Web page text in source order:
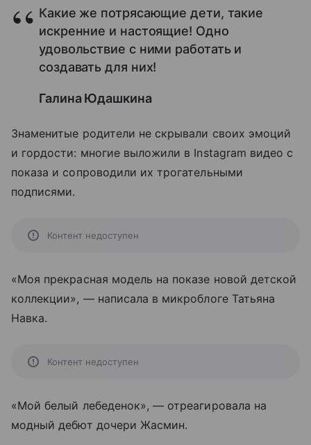
Какие же потрясающие дети, такие
искренние и настоящие! Одно
удовольствие с ними работать и
создавать для них!
Галина Юдашкина
Знаменитые родители не скрывали своих эмоций
и гордости: многие выложили в Instagram видео с
показа и сопроводили их трогательными
подписями.
Контент недоступен
«Моя прекрасная модель на показе новой детской
коллекции», — написала в микроблоге Татьяна
Навка.
Контент недоступен
«Мой белый лебеденок», — отреагировала на
модный дебют дочери Жасмин.